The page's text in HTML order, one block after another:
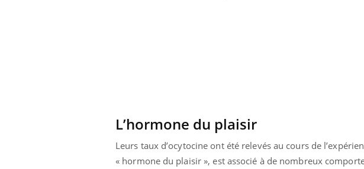
L’hormone du plaisir
Leurs taux d’ocytocine ont été relevés au cours de
« hormone du plaisir », est associé à de nombreux